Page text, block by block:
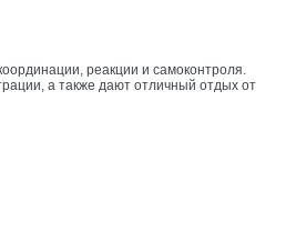
реакции и самоконтроля.
а также дают отличный отдых от